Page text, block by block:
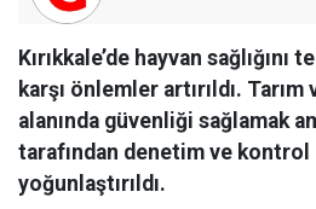
Kırıkkale’de hayvan
karşı önlemler artırıldı. Tarım
alanında güvenliği sağlamak
tarafından denetim ve kontrol
yoğunlaştırıldı.